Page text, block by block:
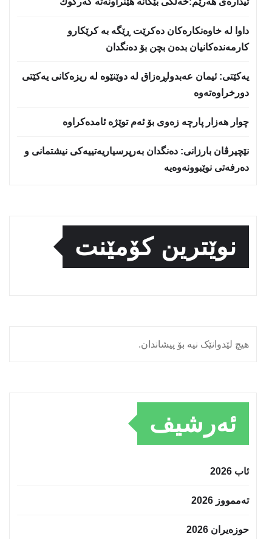
داوا لە خاوەنکارەکان دەکرێت ڕێگە بە کرێکارو
کارمەندەکانیان بدەن بچن بۆ دەنگدان
یه‌كێتی: ئیمان عه‌بدولڕه‌زاق له‌ دوێنێوه‌ له‌ ریزه‌كانی یه‌كێتی
دورخراوه‌ته‌وه‌
چوار هەزار پارچە زەوی بۆ ئەم توێژە ئامدەکراوە
نێچيرڤان بارزانى: دەنگدان بەرپرسیاريه‌تییەکی نیشتمانى و
دەرفەتی نوێبوونەوەیە
نوێترین کۆمێنت
هیچ لێدوانێک نیە بۆ پیشاندان.
ئەرشیف
ئاب 2026
تەممووز 2026
حوزه‌یران 2026